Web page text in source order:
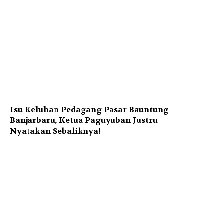
Isu Keluhan Pedagang Pasar Bauntung
Banjarbaru, Ketua Paguyuban Justru
Nyatakan Sebaliknya!